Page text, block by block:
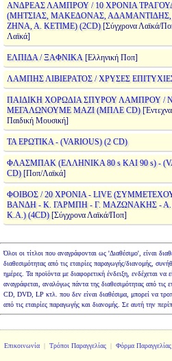
ΑΝΔΡΕΑΣ ΛΑΜΠΡΟΥ / 10 ΧΡΟΝΙΑ
(ΜΗΤΣΙΑΣ, ΜΑΚΕΔΟΝΑΣ,
ΖΗΝΑ, Α. ΚΕΤΙΜΕ) (2CD)[Σύγχρονα Λαϊκά/
Λαϊκά]
ΕΛΠΙΔΑ / ΞΑΦΝΙΚΑ [Ελληνική Ποπ]
ΛΑΜΠΗΣ ΛΙΒΙΕΡΑΤΟΣ / ΧΡΥΣΕΣ
ΠΑΙΔΙΚΗ ΧΟΡΩΔΙΑ ΣΠΥΡΟΥ ΛΑΜΠΡΟΥ /
ΜΕΓΑΛΩΝΟΥΜΕ ΜΑΖΙ (ΜΠΛΕ CD)
Παιδική Μουσική]
ΤΑ ΕΡΩΤΙΚΑ - (VARIOUS) (2 CD)
ΦΛΑΣΜΠΑΚ (ΕΛΛΗΝΙΚΑ 80 s ΚΑΙ 90 s) -
CD)[Ποπ/Λαϊκά]
ΦΟΙΒΟΣ / 20 ΧΡΟΝΙΑ - LIVE
ΒΑΝΔΗ - Κ. ΓΑΡΜΠΗ - Γ. ΜΑΖΩΝΑΚΗΣ -
K.A.) (4CD)[Σύγχρονα Λαϊκά/Ποπ]
Όλοι οι τίτλοι που αναγράφονται ως 'Διαθέσιμο', είναι
διαθεσιμότητας από τις εταιρίες παραγωγής/διανομής,
ημέρες. Τα προϊόντα με διαφορετική ένδειξη, ενδέχεται να
αναγράφεται, αναλόγως πάντα της διαθεσιμότητας από τις
CD, DVD, LP κτλ. που δεν είναι διαθέσιμα, μπορεί να
από τις εταιρίες παραγωγής και διανομής. Σε αυτή την
Επικοινωνία | Τρόποι Παραγγελίας | Φόρμα Παραγγελίας